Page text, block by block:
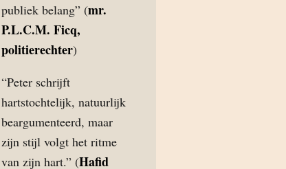
publiek belang” (mr.
P.L.C.M. Ficq,
politierechter)
“Peter schrijft
hartstochtelijk, natuurlijk
beargumenteerd, maar
zijn stijl volgt het ritme
van zijn hart.” (Hafid